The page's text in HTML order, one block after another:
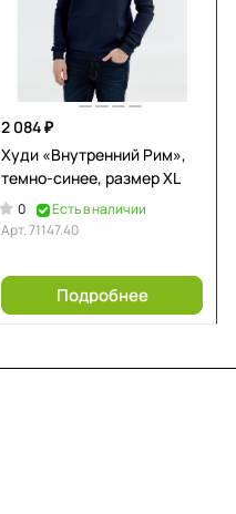
2 084 ₽
Худи «Внутренний Рим»,
темно-синее, размер XL
0
Есть в наличии
Арт.71147.40
Подробнее